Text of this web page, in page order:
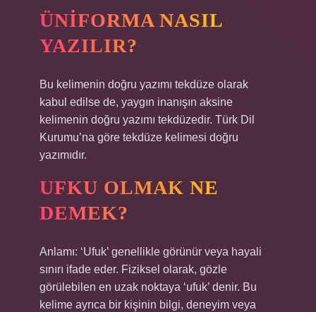
ÜNIFORMA NASIL
YAZILIR?
Bu kelimenin doğru yazımı tekdüze olarak
kabul edilse de, yaygın inanışın aksine
kelimenin doğru yazımı tekdüzedir. Türk Dil
Kurumu’na göre tekdüze kelimesi doğru
yazımıdır.
UFKU OLMAK NE
DEMEK?
Anlamı: ‘Ufuk’ genellikle görünür veya hayali
sınırı ifade eder. Fiziksel olarak, gözle
görülebilen en uzak noktaya ‘ufuk’ denir. Bu
kelime ayrıca bir kişinin bilgi, deneyim veya